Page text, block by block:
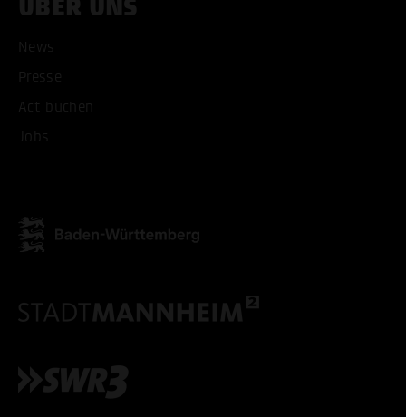
ÜBER UNS
News
Presse
Act buchen
Jobs